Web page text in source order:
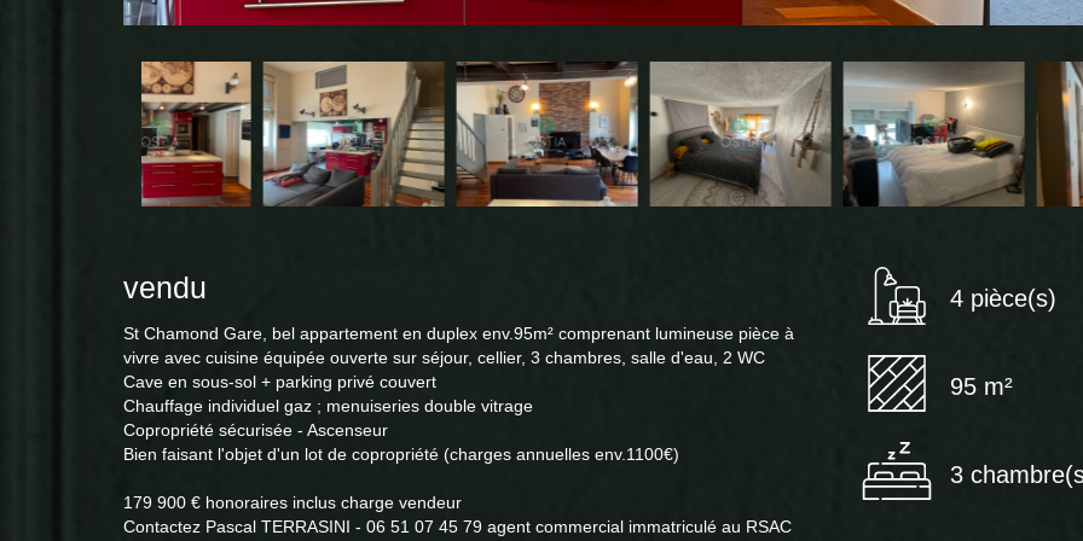
vendu
St Chamond Gare, bel appartement en duplex env.95m² comprenant lumineuse pièce à
vivre avec cuisine équipée ouverte sur séjour, cellier, 3 chambres, salle d'eau, 2 WC
Cave en sous-sol + parking privé couvert
Chauffage individuel gaz ; menuiseries double vitrage
Copropriété sécurisée - Ascenseur
Bien faisant l'objet d'un lot de copropriété (charges annuelles env.1100€)
179 900 € honoraires inclus charge vendeur
Contactez Pascal TERRASINI - 06 51 07 45 79 agent commercial immatriculé au RSAC
4 pièce(s)
95 m²
3